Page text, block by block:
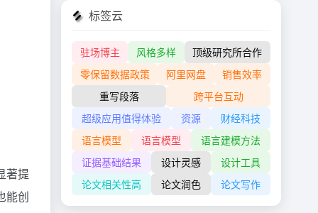
著提
能创
标签云
驻场博主 风格多样
顶级研究所合作
零保留数据政策
阿里网盘
销售效率
重写段落
跨平台互动
超级应用值得体验
资源
财经科技
语言模型
语言模型
语言建模方法
证据基础结果
设计灵感
设计工具
论文相关性高
论文润色 论文写作